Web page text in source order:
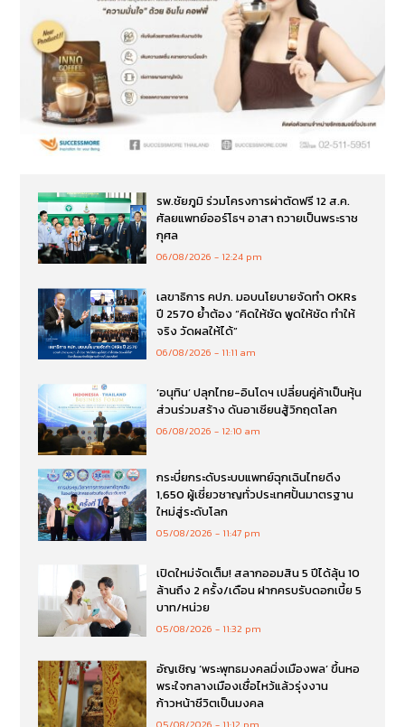
รพ.ชัยภูมิ ร่วมโครงการผ่าตัดฟรี 12 ส.ค.
ศัลยแพทย์ออร์โธฯ อาสา ถวายเป็นพระราช
กุศล
06/08/2026 12:24 pm
เลขาธิการ คปภ. มอบนโยบายจัดทำ OKRs
ปี 2570 ย้ำต้อง “คิดให้ชัด พูดให้ชัด ทำให้
จริง วัดผลให้ได้”
06/08/2026 11:11 am
‘อนุทิน’ ปลุกไทย-อินโดฯ เปลี่ยนคู่ค้าเป็นหุ้น
ส่วนร่วมสร้าง ดันอาเซียนสู้วิกฤตโลก
06/08/2026 12:10 am
กระบี่ยกระดับระบบแพทย์ฉุกเฉินไทยดึง
1,650 ผู้เชี่ยวชาญทั่วประเทศปั้นมาตรฐาน
ใหม่สู่ระดับโลก
05/08/2026 11:47 pm
เปิดใหม่จัดเต็ม! สลากออมสิน 5 ปีได้ลุ้น 10
ล้านถึง 2 ครั้ง/เดือน ฝากครบรับดอกเบี้ย 5
บาท/หน่วย
05/08/2026 11:32 pm
อัญเชิญ ‘พระพุทธมงคลมิ่งเมืองพล’ ขึ้นหอ
พระใจกลางเมืองเชื่อไหว้แล้วรุ่งงาน
ก้าวหน้าชีวิตเป็นมงคล